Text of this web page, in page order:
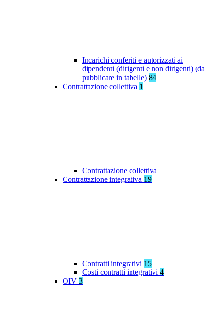
Incarichi conferiti e autorizzati ai
dipendenti (dirigenti e non dirigenti) (da
pubblicare in tabelle) 84
Contrattazione collettiva 1
Contrattazione collettiva
Contrattazione integrativa 19
Contratti integrativi 15
Costi contratti integrativi 4
OIV 3